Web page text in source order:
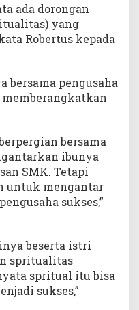
ada dorongan
yang
Robertus kepada
bersama pengusaha
bersama
ibunya
SMK. Tetapi
untuk mengantar
sukses,”
beserta istri
spritualitas
spritual itu bisa
sukses,”